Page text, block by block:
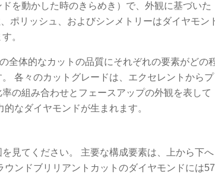
を動かした時のきらめき）で、外観に基づいた
ポリッシュ、およびシンメトリーはダイヤモン
。
全体的なカットの品質にそれぞれの要素がどの
各々のカットグレードは、エクセレントからプ
の組み合わせとフェースアップの外観を表して
なダイヤモンドが生まれます。
見てください。 主要な構成要素は、上から下へ
ンドブリリアントカットのダイヤモンドには57